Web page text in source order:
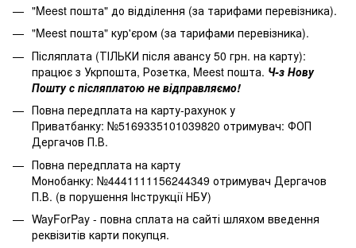
"Meest пошта" до відділення (за тарифами перевізника).
"Meest пошта" кур'єром (за тарифами перевізника).
Післяплата (ТІЛЬКИ після авансу 50 грн. на карту):
працює з Укрпошта, Розетка, Meest пошта. Ч-з Нову
Пошту с післяплатою не відправляємо!
Повна передплата на карту-рахунок у
Приватбанку: №5169335101039820 отримувач: ФОП
Дергачов П.В.
Повна передплата на карту
Монобанку: №4441111156244349 отримувач Дергачов
П.В. (в порушення Інструкції НБУ)
WayForPay - повна сплата на сайті шляхом введення
реквізитів карти покупця.